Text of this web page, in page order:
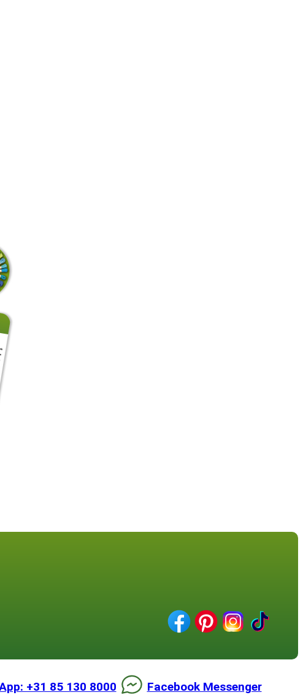
+31 85 130 8000 Facebook Messenger